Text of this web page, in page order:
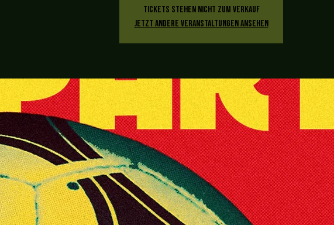
Tickets stehen nicht zum Verkauf
Jetzt andere Veranstaltungen ansehen